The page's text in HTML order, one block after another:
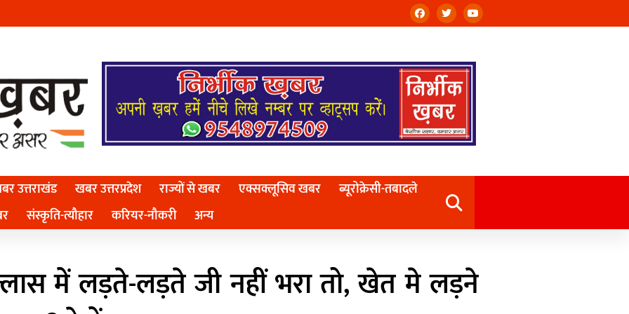
उत्तराखंड खबर उत्तरप्रदेश राज्यों से खबर एक्सक्लूसिव खबर
ब्यूरोक्रेसी-तबादले
संस्कृति-त्यौहार करियर-नौकरी अन्य
में लड़ते-लड़ते जी नहीं भरा तो, खेत मे लड़ने